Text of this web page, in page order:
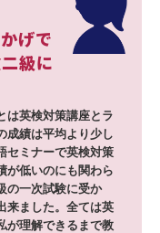
げで
級に
は英検対策講座とラ
成績は平均より少し
セミナーで英検対策
が低いのにも関わら
の一次試験に受か
来ました。全ては英
が理解できるまで教